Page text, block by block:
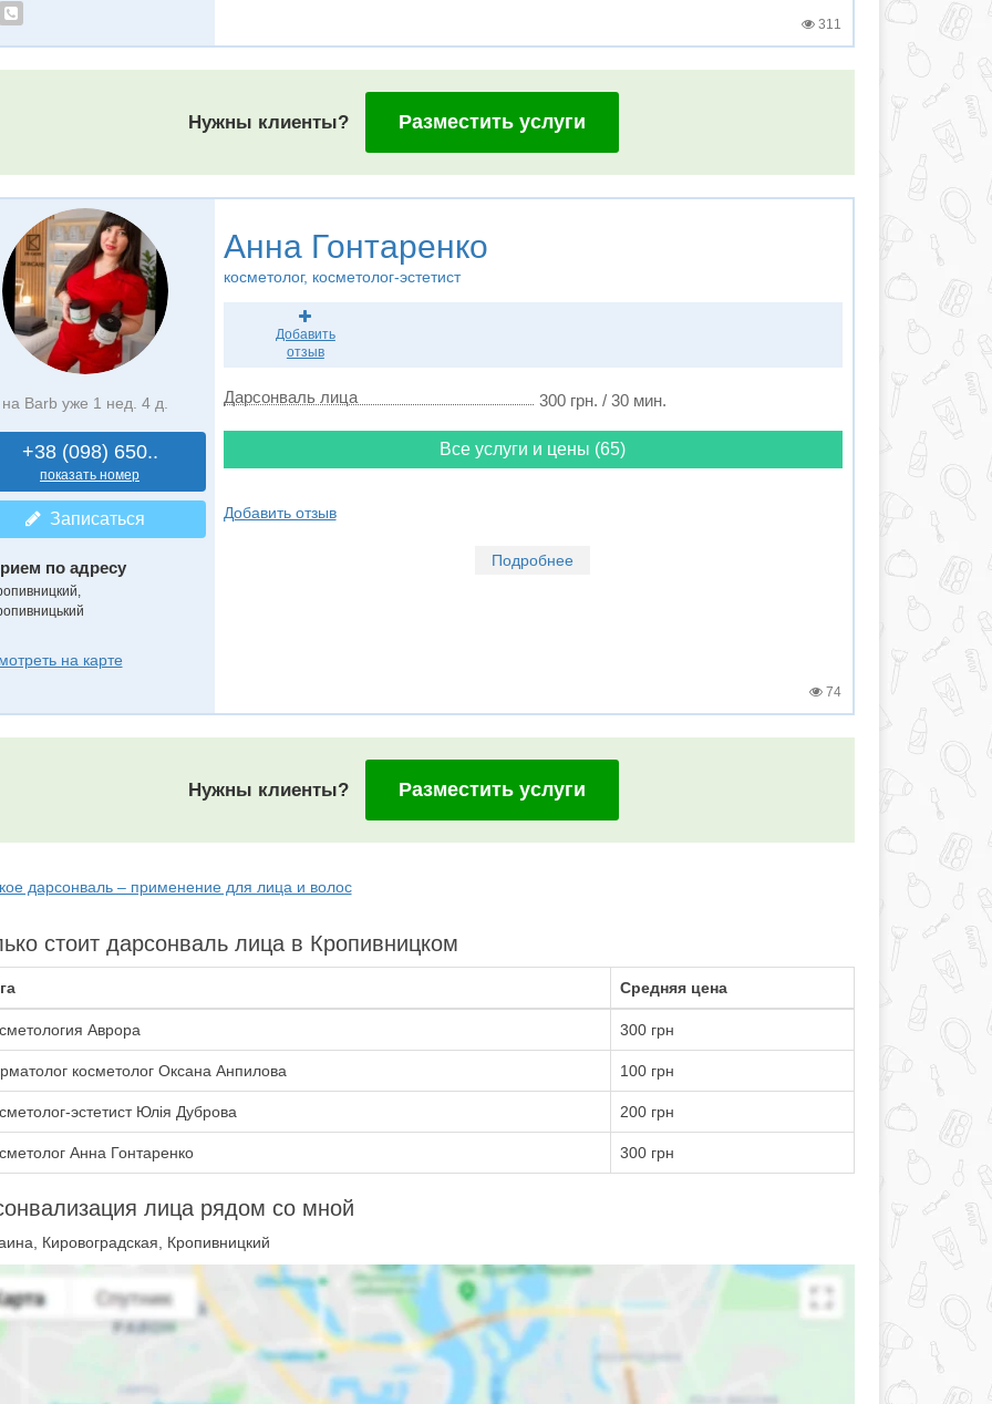
311
Нужны клиенты? Разместить услуги
на Barb уже 1 нед. 4 д.
+38 (098) 650..
показать номер
Записаться
по адресу
на карте
Анна Гонтаренко
косметолог, косметолог-эстетист
Добавить
отзыв
Дарсонваль лица 300 грн. / 30 мин.
Все услуги и цены (65)
Добавить отзыв
Подробнее
74
Нужны клиенты? Разместить услуги
дарсонваль – применение для лица и волос
стоит дарсонваль лица в Кропивницком
Средняя цена
Аврора 300 грн
косметолог Оксана Анпилова 100 грн
эстетист Юлія Дуброва 200 грн
Анна Гонтаренко 300 грн
лица рядом со мной
Кировоградская, Кропивницкий